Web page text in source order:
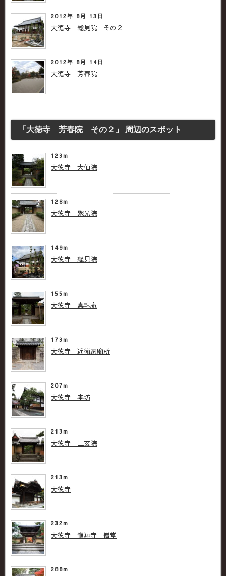
2012年 8月 13日
大徳寺 総見院 その２
2012年 8月 14日
大徳寺 芳春院
「大徳寺 芳春院 その２」 周辺のスポット
123m
大徳寺 大仙院
128m
大徳寺 聚光院
149m
大徳寺 総見院
155m
大徳寺 真珠庵
173m
大徳寺 近衛家廟所
207m
大徳寺 本坊
213m
大徳寺 三玄院
213m
大徳寺
232m
大徳寺 龍翔寺 僧堂
288m